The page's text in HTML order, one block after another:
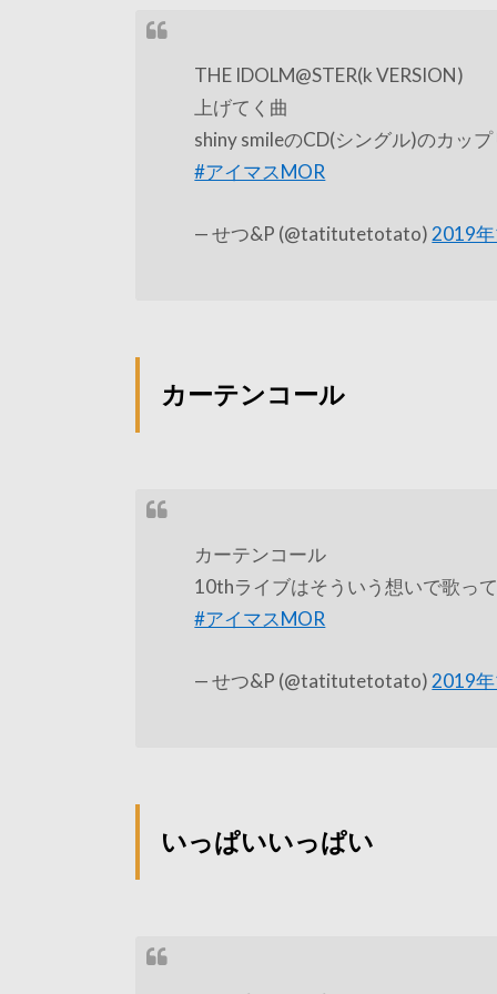
THE IDOLM@STER(k VERSION)
上げてく曲
shiny smileのCD(シングル)のカッ
#アイマスMOR
— せつ&P (@tatitutetotato)2019
カーテンコール
カーテンコール
10thライブはそういう想いで歌っ
#アイマスMOR
— せつ&P (@tatitutetotato) 2019
いっぱいいっぱい